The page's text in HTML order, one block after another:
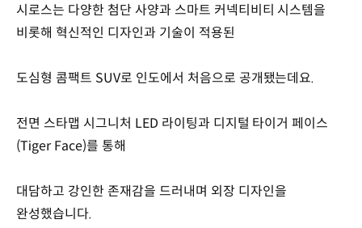
시로스는 다양한 첨단 사양과 스마트 커넥티비티 시스템을
비롯해 혁신적인 디자인과 기술이 적용된
도심형 콤팩트 SUV로 인도에서 처음으로 공개됐는데요.
전면 스타맵 시그니처 LED 라이팅과 디지털 타이거 페이스
(Tiger Face)를 통해
대담하고 강인한 존재감을 드러내며 외장 디자인을
완성했습니다.